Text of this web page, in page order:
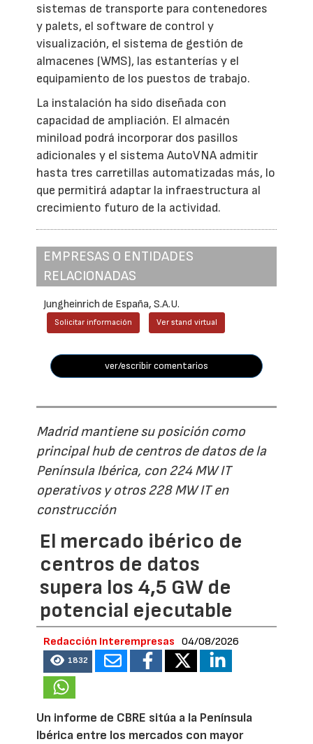
sistemas de transporte para contenedores
y palets, el software de control y
visualización, el sistema de gestión de
almacenes (WMS), las estanterías y el
equipamiento de los puestos de trabajo.
La instalación ha sido diseñada con
capacidad de ampliación. El almacén
miniload podrá incorporar dos pasillos
adicionales y el sistema AutoVNA admitir
hasta tres carretillas automatizadas más, lo
que permitirá adaptar la infraestructura al
crecimiento futuro de la actividad.
EMPRESAS O ENTIDADES
RELACIONADAS
Jungheinrich de España, S.A.U.
Solicitar información Ver stand virtual
ver/escribir comentarios
Madrid mantiene su posición como
principal hub de centros de datos de la
Península Ibérica, con 224 MW IT
operativos y otros 228 MW IT en
construcción
El mercado ibérico de
centros de datos
supera los 4,5 GW de
potencial ejecutable
Redacción Interempresas 04/08/2026
1832
Un informe de CBRE sitúa a la Península
Ibérica entre los mercados con mayor